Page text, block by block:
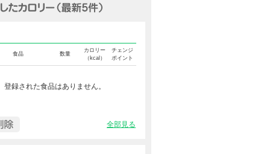
食品 数量
カロリー
（kcal）
チェンジ
ポイント
登録された食品はありません。
全部見る